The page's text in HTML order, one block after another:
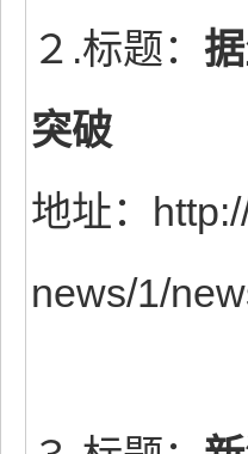
２.标题：
突破
地址：
news/1/